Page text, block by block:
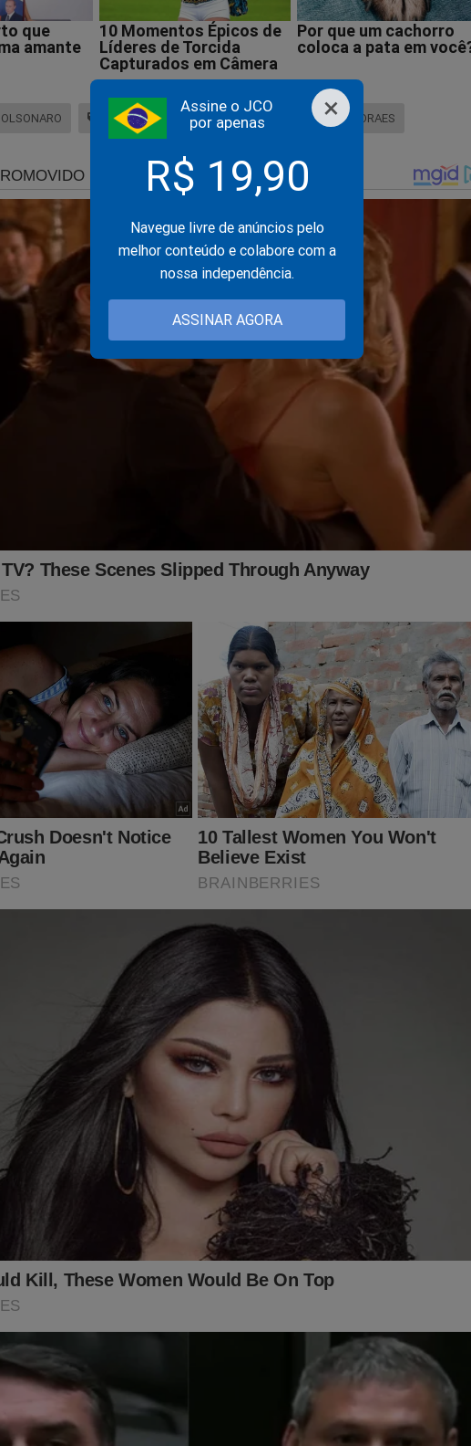
×
Assine o JCO
por apenas
R$ 19,90
Navegue livre de anúncios pelo
melhor conteúdo e colabore com a
nossa independência.
ASSINAR AGORA
O impeachment de Lula por atentado à segurança interna
Santos e presos políticos
abalado. Outros ministros já se manifestaram sobre a real
dos EUA. A "conta" está chegando... No polêmico livro "Supremo
a perseguição contra parlamentares, jornalistas e outros absurdos que
Inquérito das Fakes News foram expostos! Nessa obra estão
censura, prisões e estranhas ações do judiciário que o "sistema" quer
Mas, como ter esse livro na mão? Clique no link abaixo:
products/supremo-silencio-o-que-voce-nao-
POLÍCIA FEDERAL ALEXANDRE DE MORAES